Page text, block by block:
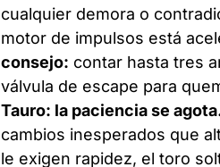
cualquier demora o
motor de impulsos está
consejo: contar hasta tres
válvula de escape para
Tauro: la paciencia se
cambios inesperados que
le exigen rapidez, el toro